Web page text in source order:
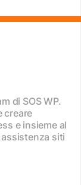
di SOS WP.
creare
e insieme al
siti